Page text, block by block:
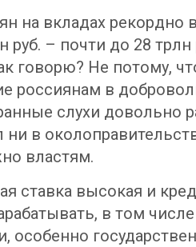
на вкладах рекордно
руб. – почти до 28
говорю? Не потому,
россиянам в
слухи довольно
в
властям.
ставка высокая и
в том
особенно